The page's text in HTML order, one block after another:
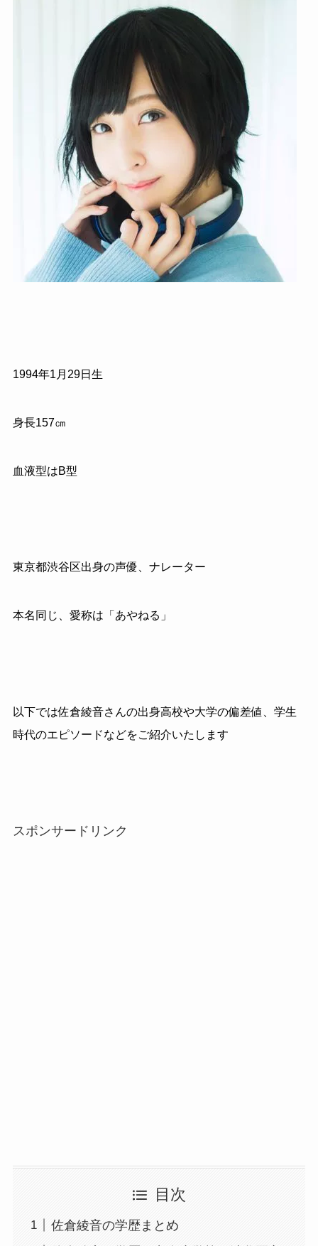
1994年1 月 29日生
身長157㎝
血液型はB型
東京都渋谷区出身の声優、ナレーター
本名同じ、愛称は「あやねる」
以下では佐倉綾音さんの出身高校や大学の偏差値、学生
時代のエピソードなどをご紹介いたします
スポンサードリンク
目次
佐倉綾音の学歴まとめ